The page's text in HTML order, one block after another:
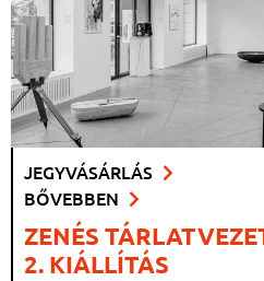
ZENÉS
2. KIÁLLÍTÁS
JEGYVÁSÁRLÁS
BŐVEBBEN